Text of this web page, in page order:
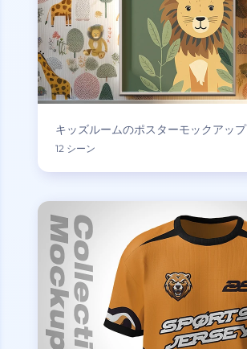
キッズルームのポスターモックアップ
12 シーン